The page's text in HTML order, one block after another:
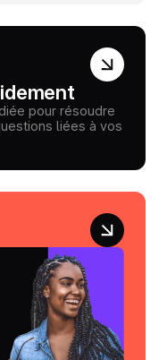
pour résoudre
liées à vos